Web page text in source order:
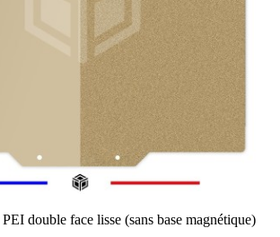
double face lisse (sans base magnétique)